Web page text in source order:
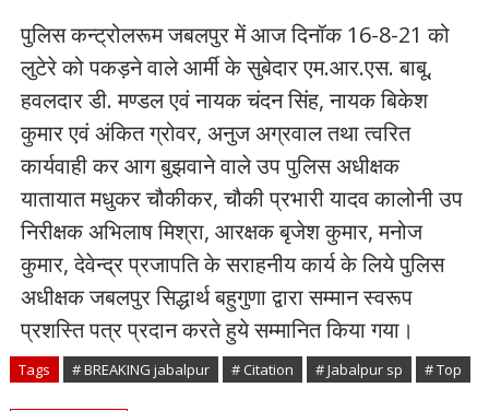
पुलिस कन्ट्रोलरूम जबलपुर में आज दिनॉक 16-8-21 को
लुटेरे को पकड़ने वाले आर्मी के सुबेदार एम.आर.एस. बाबू,
हवलदार डी. मण्डल एवं नायक चंदन सिंह, नायक बिकेश
कुमार एवं अंकित ग्रोवर, अनुज अग्रवाल तथा त्वरित
कार्यवाही कर आग बुझवाने वाले उप पुलिस अधीक्षक
यातायात मधुकर चौकीकर, चौकी प्रभारी यादव कालोनी उप
निरीक्षक अभिलाष मिश्रा, आरक्षक बृजेश कुमार, मनोज
कुमार, देवेन्द्र प्रजापति के सराहनीय कार्य के लिये पुलिस
अधीक्षक जबलपुर सिद्धार्थ बहुगुणा द्वारा सम्मान स्वरूप
प्रशस्ति पत्र प्रदान करते हुये सम्मानित किया गया।
Tags # BREAKING jabalpur # Citation # Jabalpur sp # Top